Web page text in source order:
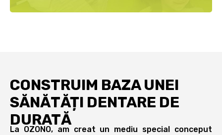
CONSTRUIM BAZA UNEI
SĂNĂTĂȚI DENTARE DE
DURATĂ
La OZONO, am creat un mediu special conceput